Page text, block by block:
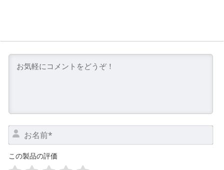
お
名
この製品の評価